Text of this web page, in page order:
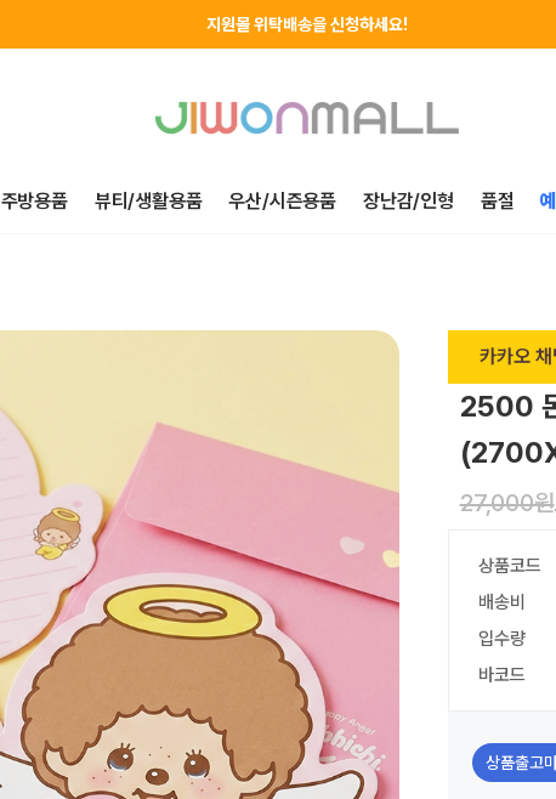
지원몰 위탁배송을 신청하세요!
지금 가입하고 첫구매 혜택 받아가세요!
주방용품 뷰티/생활용품 우산/시즌용품 장난감/인형 품절
카카오
2500
27,000원
상품코드
배송비
입수량
바코드
상품출고